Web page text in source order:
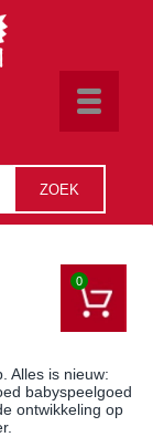
Toggle
ZOEK
0
Alles is nieuw:
babyspeelgoed
ontwikkeling op